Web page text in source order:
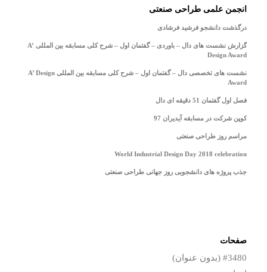
انجمن علمی طراحی صنعتی
درگذشت دانشجو فرشید فرشادی
گزارش نشست های دال – باوردی – گفتمان اول – شرح کلی مسابقه بین المللی A’
Design Award
نشست های تخصصی دال – گفتمان اول – شرح کلی مسابقه بین المللی A’ Design
Award
فصل اول گفتمان 51 دقیقه ای دال
کوپن شرکت در مسابقه آیدیران 97
مراسم روز طراحی صنعتی
World Industrial Design Day 2018 celebration
جذب پروژه های دانشجویی روز جهانی طراحی صنعتی
صفحات
#3480 (بدون عنوان)